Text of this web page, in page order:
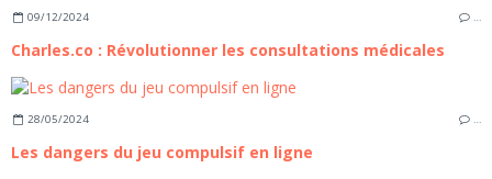
09/12/2024
Charles.co : Révolutionner les consultations médicales
28/05/2024 …
Les dangers du jeu compulsif en ligne